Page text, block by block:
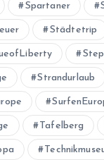
Spartaner
Städtetrip
Strandurlaub
Tafelberg